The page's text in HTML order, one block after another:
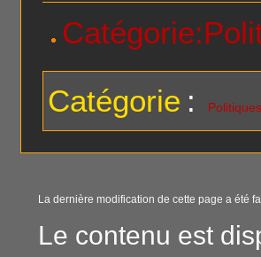
Catégorie :
La dernière modification de cette page a été
Le contenu est